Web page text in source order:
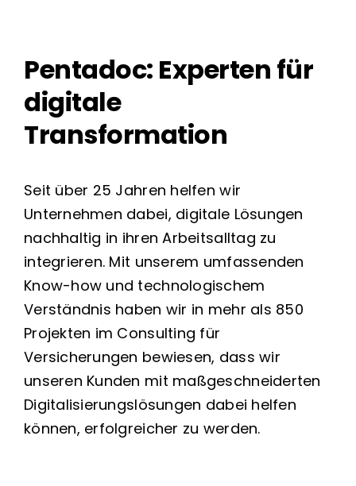
Pentadoc: Experten für
digitale
Transformation
Seit über 25 Jahren helfen wir
Unternehmen dabei, digitale Lösungen
nachhaltig in ihren Arbeitsalltag zu
integrieren. Mit unserem umfassenden
Know-how und technologischem
Verständnis haben wir in mehr als 850
Projekten im Consulting für
Versicherungen bewiesen, dass wir
unseren Kunden mit maßgeschneiderten
Digitalisierungslösungen dabei helfen
können, erfolgreicher zu werden.